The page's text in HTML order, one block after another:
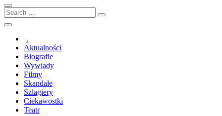
Search
…
.
Aktualności
Biografie
Wywiady
Filmy
Skandale
Szlagiery
Ciekawostki
Teatr